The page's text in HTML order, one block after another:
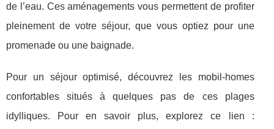
de l’eau. Ces aménagements vous permettent de profiter
pleinement de votre séjour, que vous optiez pour une
promenade ou une baignade.
Pour un séjour optimisé, découvrez les mobil-homes
confortables situés à quelques pas de ces plages
idylliques. Pour en savoir plus, explorez ce lien :